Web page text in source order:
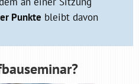
Punkte bleibt davon